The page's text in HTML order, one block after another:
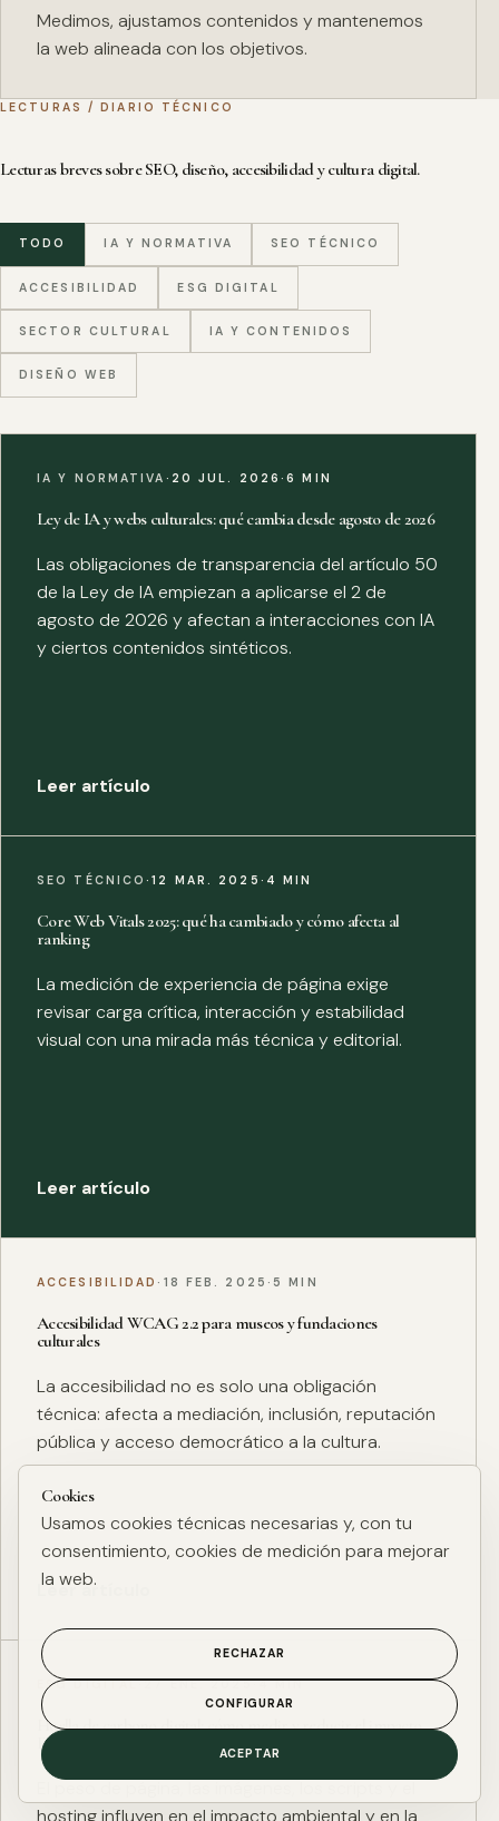
Medimos, ajustamos contenidos y mantenemos
la web alineada con los objetivos.
LECTURAS / DIARIO TÉCNICO
Lecturas breves sobre SEO, diseño, accesibilidad y cultura digital.
TODO IA Y NORMATIVA SEO TÉCNICO
ACCESIBILIDAD ESG DIGITAL
SECTOR CULTURAL IA Y CONTENIDOS
DISEÑO WEB
IA Y NORMATIVA · 20 JUL. 2026·6 MIN
Ley de IA y webs culturales: qué cambia desde agosto de 2026
Las obligaciones de transparencia del artículo 50
de la Ley de IA empiezan a aplicarse el 2 de
agosto de 2026 y afectan a interacciones con IA
y ciertos contenidos sintéticos.
Leer artículo
SEO TÉCNICO·12 MAR. 2025 · 4 MIN
Core Web Vitals 2025: qué ha cambiado y cómo afecta al
ranking
La medición de experiencia de página exige
revisar carga crítica, interacción y estabilidad
visual con una mirada más técnica y editorial.
Leer artículo
ACCESIBILIDAD · 18 FEB. 2025 · 5 MIN
Accesibilidad WCAG 2.2 para museos y fundaciones
culturales
La accesibilidad no es solo una obligación
técnica: afecta a mediación, inclusión, reputación
pública y acceso democrático a la cultura.
Leer artículo
ESG DIGITAL·27 ENE. 2025·4 MIN
Huella de carbono digital: cómo medir y reducir el impacto
ESG de una web
El peso de página, las imágenes, los scripts y el
hosting influyen en el impacto ambiental y en la
Cookies
Usamos cookies técnicas necesarias y, con tu
consentimiento, cookies de medición para mejorar
la web.
RECHAZAR
CONFIGURAR
ACEPTAR